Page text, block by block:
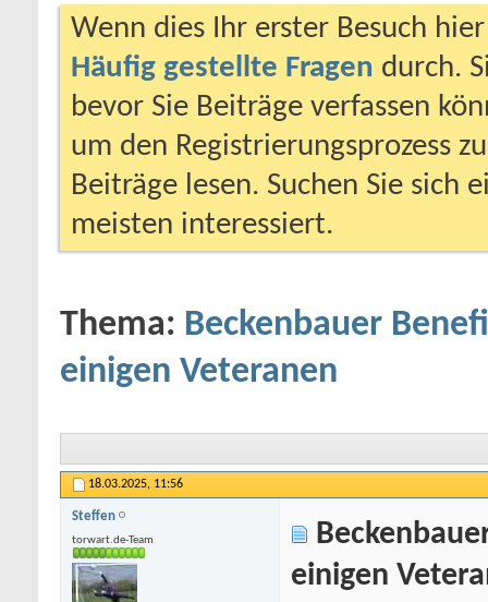
Wenn dies Ihr erster Besuch
Häufig gestellte Fragen durch.
bevor Sie Beiträge verfassen
um den Registrierungsprozess
Beiträge lesen. Suchen Sie sich
meisten interessiert.
Thema: Beckenbauer
einigen Veteranen
18.03.2025, 11:56
Steffen
torwart.de-Team
einigen